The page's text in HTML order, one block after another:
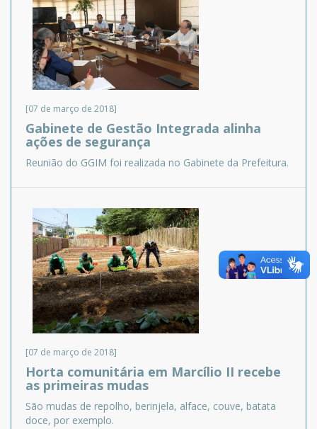
[07 de março de 2018]
Gabinete de Gestão Integrada alinha
ações de segurança
Reunião do GGIM foi realizada no Gabinete da Prefeitura.
[07 de março de 2018]
Horta comunitária em Marcílio II recebe
as primeiras mudas
São mudas de repolho, berinjela, alface, couve, batata
doce, por exemplo.